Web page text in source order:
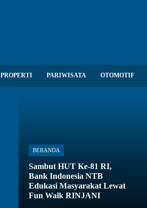
PROPERTI PARIWISATA OTOMOTIF
BERANDA
Sambut HUT Ke-81 RI,
Bank Indonesia NTB
Edukasi Masyarakat Lewat
Fun Walk RINJANI